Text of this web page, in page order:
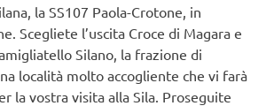
la SS107 Paola-Crotone, in
Scegliete l’uscita Croce di Magara e
Silano, la frazione di
località molto accogliente che vi farà
la vostra visita alla Sila. Proseguite